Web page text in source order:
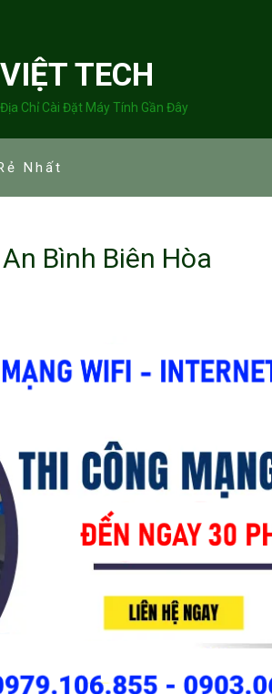
VIỆT TECH
Địa Chỉ Cài Đặt Máy Tính Gần Đây
Nhất
Bình Biên Hòa